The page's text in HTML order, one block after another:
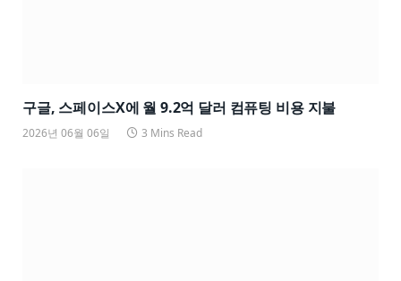
구글, 스페이스X에 월 9.2억 달러 컴퓨팅 비용 지불
2026년 06월 06일 3 Mins Read